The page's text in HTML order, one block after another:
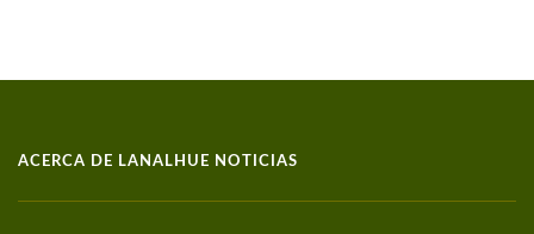
ACERCA DE LANALHUE NOTICIAS